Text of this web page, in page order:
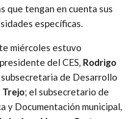
que tengan en cuenta sus
específicas.
miércoles estuvo
del CES, Rodrigo
subsecretaria de Desarrollo
Trejo; el subsecretario de
y Documentación municipal,